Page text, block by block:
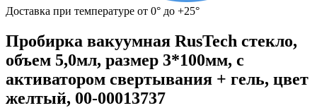
Доставка при температуре от 0° до +25°
Пробирка вакуумная RusTech стекло,
объем 5,0мл, размер 3*100мм, с
активатором свертывания + гель, цвет
желтый, 00-00013737